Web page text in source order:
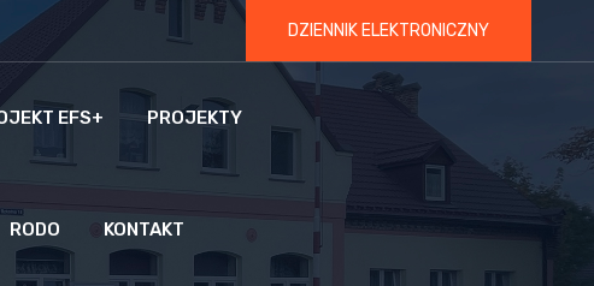
DZIENNIK ELEKTRONICZNY
EFS+ PROJEKTY
RODO KONTAKT